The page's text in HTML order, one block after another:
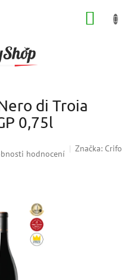
di Troia
0,75l
hodnocení
Značka: Crifo